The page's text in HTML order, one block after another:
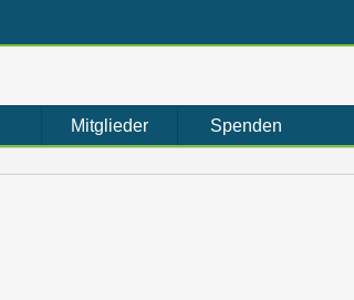
Mitglieder Spenden